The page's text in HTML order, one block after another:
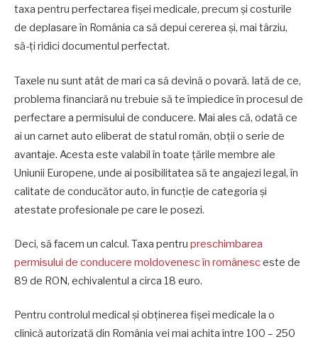
taxa pentru perfectarea fișei medicale, precum și costurile
de deplasare în România ca să depui cererea și, mai târziu,
să-ți ridici documentul perfectat.
Taxele nu sunt atât de mari ca să devină o povară. Iată de ce,
problema financiară nu trebuie să te împiedice în procesul de
perfectare a permisului de conducere. Mai ales că, odată ce
ai un carnet auto eliberat de statul român, obții o serie de
avantaje. Acesta este valabil în toate țările membre ale
Uniunii Europene, unde ai posibilitatea să te angajezi legal, în
calitate de conducător auto, în funcție de categoria și
atestate profesionale pe care le posezi.
Deci, să facem un calcul. Taxa pentru preschimbarea
permisului de conducere moldovenesc în românesceste de
89 de RON, echivalentul a circa 18 euro.
Pentru controlul medical și obținerea fișei medicale la o
clinică autorizată din România vei mai achita între 100 – 250